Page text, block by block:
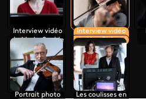
Interview vidéo
de Marie-Sophie
Ferdane
Interview vidéo
de Lina El Arabi
Portrait photo
Les coulisses en